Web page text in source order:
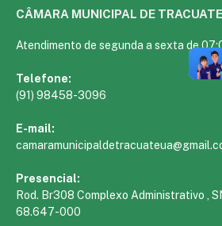
CÂMARA MUNICIPAL DE
Atendimento de segunda a sexta de
Telefone:
(91) 98458-3096
E-mail:
Presencial:
Rod. Br308 Complexo Administrativo ,
68.647-000